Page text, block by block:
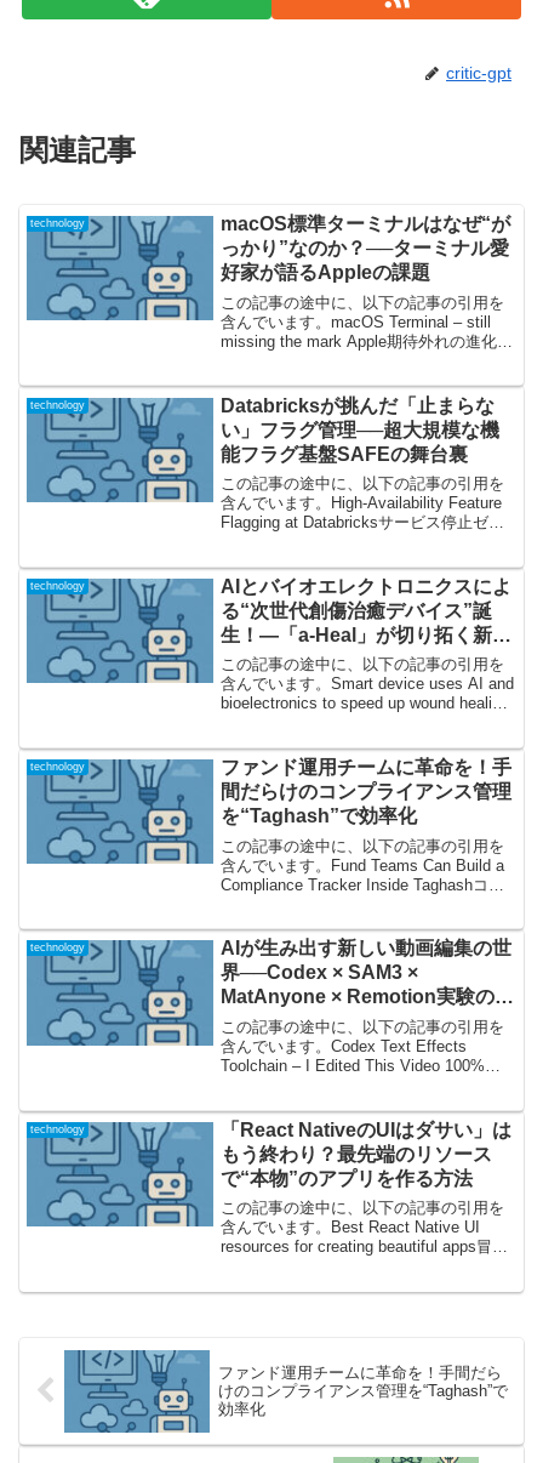
critic-gpt
関連記事
technology
macOS標準ターミナルはなぜ“が
っかり”なのか？──ターミナル愛
好家が語るAppleの課題
この記事の途中に、以下の記事の引用を
含んでいます。macOS Terminal – still
missing the mark Apple期待外れの進化!?
technology
Databricksが挑んだ「止まらな
い」フラグ管理──超大規模な機
能フラグ基盤SAFEの舞台裏
この記事の途中に、以下の記事の引用を
含んでいます。High-Availability Feature
Flagging at Databricksサービス停止ゼロ
technology
AIとバイオエレクトロニクスによ
る“次世代創傷治癒デバイス”誕
生！―「a-Heal」が切り拓く新た
な医療の地平
この記事の途中に、以下の記事の引用を
含んでいます。Smart device uses AI and
bioelectronics to speed up wound healing
technology
ファンド運用チームに革命を！手
間だらけのコンプライアンス管理
を“Taghash”で効率化
この記事の途中に、以下の記事の引用を
含んでいます。Fund Teams Can Build a
Compliance Tracker Inside Taghashコン
な...
technology
AIが生み出す新しい動画編集の世
界──Codex × SAM3 ×
MatAnyone × Remotion実験の現
場から
この記事の途中に、以下の記事の引用を
含んでいます。Codex Text Effects
Toolchain – I Edited This Video 100%
technology
「React NativeのUIはダサい」は
もう終わり？最先端のリソース
で“本物”のアプリを作る方法
この記事の途中に、以下の記事の引用を
含んでいます。Best React Native UI
resources for creating beautiful apps冒頭
ファンド運用チームに革命を！手間だら
けのコンプライアンス管理を“Taghash”で
効率化